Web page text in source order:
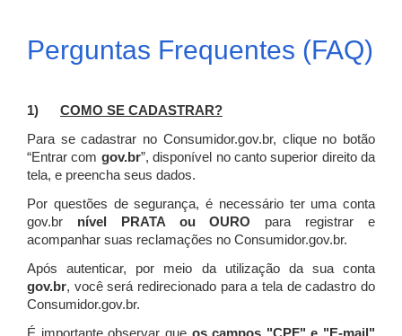
Perguntas Frequentes (FAQ)
1) COMO SE CADASTRAR?
Para se cadastrar no Consumidor.gov.br, clique no botão
“Entrar com gov.br”, disponível no canto superior direito da
tela, e preencha seus dados.
Por questões de segurança, é necessário ter uma conta
gov.br nível PRATA ou OURO para registrar e
acompanhar suas reclamações no Consumidor.gov.br.
Após autenticar, por meio da utilização da sua conta
gov.br, você será redirecionado para a tela de cadastro do
Consumidor.gov.br.